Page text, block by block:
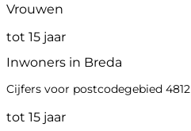
Vrouwen
tot 15 jaar
Inwoners in Breda
Cijfers voor postcodegebied 4812
tot 15 jaar